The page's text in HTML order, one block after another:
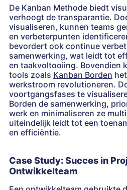
De Kanban Methode biedt
verhoogt de transparantie.
visualiseren, kunnen teams
en verbeterpunten
bevordert ook continue
samenwerking, wat leidt tot
en taakvoltooiing. Bovendien
tools zoals Kanban Borden
werkstroom revolutioneren.
voortgangsfases te
Borden de samenwerking,
werk en minimaliseren ze
uiteindelijk leidt tot een
en efficiëntie.
Case Study: Succes in
Ontwikkelteam